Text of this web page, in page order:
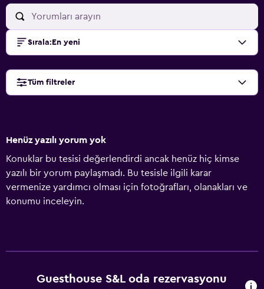
Sırala: En yeni
Tüm filtreler
Henüz yazılı yorum yok
Konuklar bu tesisi değerlendirdi ancak henüz hiç kimse
yazılı bir yorum paylaşmadı. Bu tesisle ilgili karar
vermenize yardımcı olması için fotoğrafları, olanakları ve
konumu inceleyin.
Guesthouse S&L oda rezervasyonu